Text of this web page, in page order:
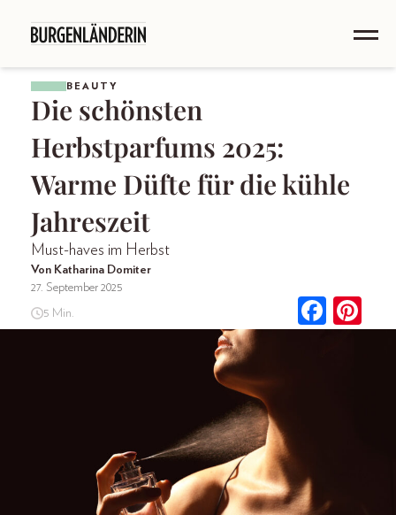
BEAUTY
Die schönsten
Herbstparfums 2025:
Warme Düfte für die kühle
Jahreszeit
Must-haves im Herbst
Von Katharina Domiter
27. September 2025
5 Min.